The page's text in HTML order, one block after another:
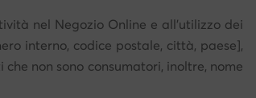
nel Negozio Online e all'utilizzo dei
interno, codice postale, città, paese],
non sono consumatori, inoltre, nome